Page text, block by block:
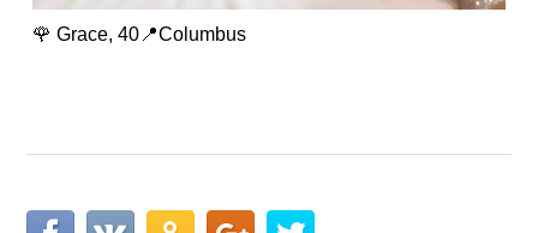
🌹 Grace, 40📍Columbus